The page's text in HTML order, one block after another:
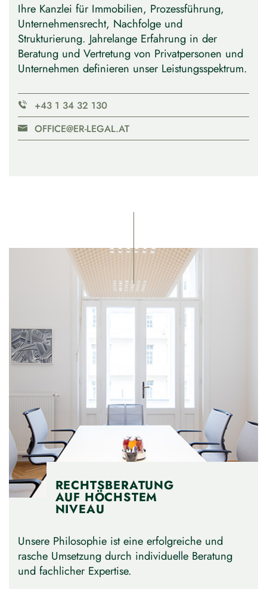
Ihre Kanzlei für Immobilien, Prozessführung,
Unternehmensrecht, Nachfolge und
Strukturierung. Jahrelange Erfahrung in der
Beratung und Vertretung von Privatpersonen und
Unternehmen definieren unser Leistungsspektrum.
+43 1 34 32 130
OFFICE@ER-LEGAL.AT
RECHTSBERATUNG
AUF HÖCHSTEM
NIVEAU
Unsere Philosophie ist eine erfolgreiche und
rasche Umsetzung durch individuelle Beratung
und fachlicher Expertise.